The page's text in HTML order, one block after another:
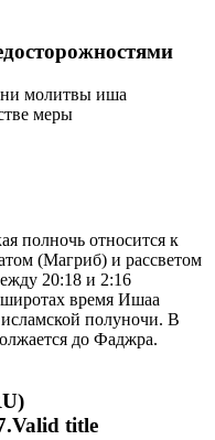
молитвы иша
меры
полночь относится к
(Магриб) и рассветом
20:18 и 2:16
широтах время Ишаа
полуночи. В
до Фаджра.
title